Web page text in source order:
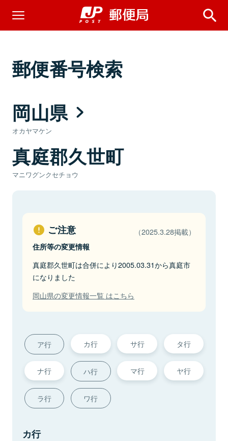
郵便番号検索
岡山県
オカヤマケン
真庭郡久世町
マニワグンクセチョウ
ご注意 （2025.3.28掲載）
住所等の変更情報
真庭郡久世町は合併により2005.03.31から真庭市
になりました
岡山県の変更情報一覧 はこちら
ア行 カ行 サ行 タ行
ナ行 ハ行 マ行 ヤ行
ラ行 ワ行
カ行